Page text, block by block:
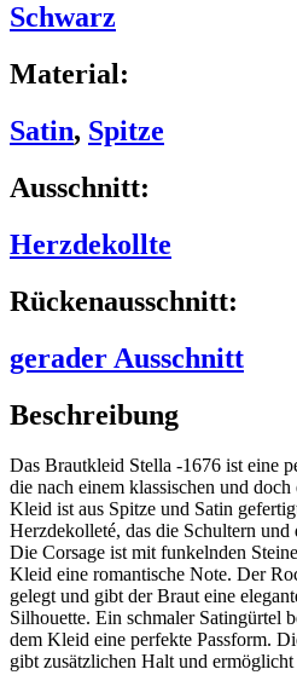
Schwarz
Material:
Satin, Spitze
Ausschnitt:
Herzdekollte
Rückenausschnitt:
gerader Ausschnitt
Beschreibung
Das Brautkleid Stella -1676 ist eine
die nach einem klassischen und
Kleid ist aus Spitze und Satin
Herzdekolleté, das die Schultern
Die Corsage ist mit funkelnden
Kleid eine romantische Note. Der
gelegt und gibt der Braut eine
Silhouette. Ein schmaler Satingürtel
dem Kleid eine perfekte Passform.
gibt zusätzlichen Halt und